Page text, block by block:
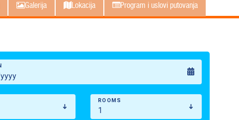
Galerija Lokacija Program i uslovi putovanja